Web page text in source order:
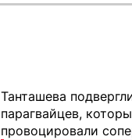
Танташева
парагвайцев,
провоцировали